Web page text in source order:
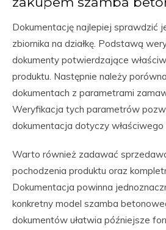
Dokumentację najlepiej sprawdzić
zbiornika na działkę. Podstawą
dokumenty potwierdzające
produktu. Następnie należy
dokumentach z parametrami
Weryfikacja tych parametrów
dokumentacja dotyczy właściwego
Warto również zadawać
pochodzenia produktu oraz
Dokumentacja powinna
konkretny model szamba
dokumentów ułatwia późniejsze